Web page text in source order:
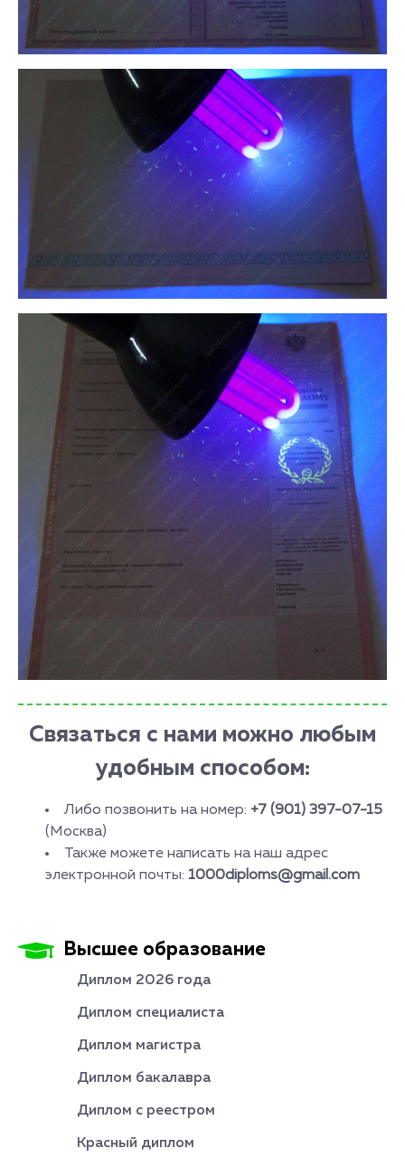
Связаться с нами можно любым
удобным способом:
Либо позвонить на номер: +7 (901) 397-07-15
(Москва)
Также можете написать на наш адрес
электронной почты: 1000diploms@gmail.com
Высшее образование
Диплом 2026 года
Диплом специалиста
Диплом магистра
Диплом бакалавра
Диплом с реестром
Красный диплом